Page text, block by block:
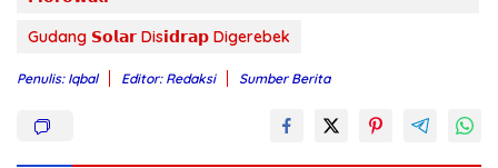
Gudang 𝗦𝗼𝗹𝗮𝗿 Dis𝗶𝗱𝗿𝗮𝗽 Digerebek
Penulis: Iqbal Editor: Redaksi Sumber Berita